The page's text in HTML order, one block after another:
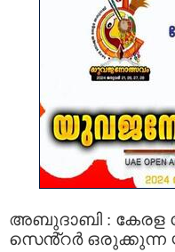
അബുദാബി :
സെൻ്റർ